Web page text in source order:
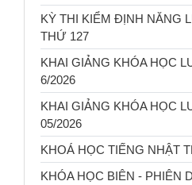
KỲ THI KIỂM ĐỊNH NĂNG
THỨ 127
KHAI GIẢNG KHÓA HỌC
6/2026
KHAI GIẢNG KHÓA HỌC
05/2026
KHOÁ HỌC TIẾNG NHẬT
KHÓA HỌC BIÊN - PHIÊN